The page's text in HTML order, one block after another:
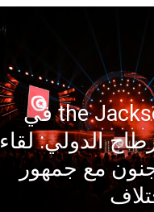
سهرة the Jacksons في
الدولي: لقاء
مع جمهور